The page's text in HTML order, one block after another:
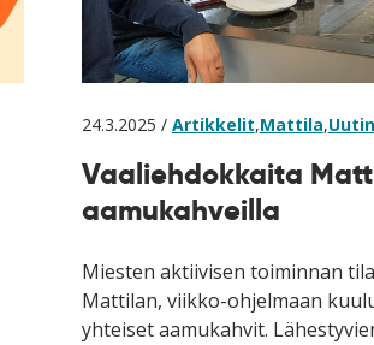
24.3.2025 / Artikkelit,Mattila,
Vaaliehdokkaita
aamukahveilla
Miesten aktiivisen toiminnan
Mattilan, viikko-ohjelmaan
yhteiset aamukahvit.